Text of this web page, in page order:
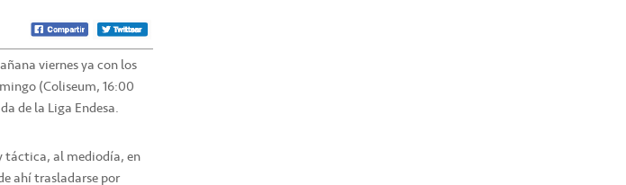
viernes ya con los
(Coliseum, 16:00
de la Liga Endesa.
táctica, al mediodía, en
ahí trasladarse por